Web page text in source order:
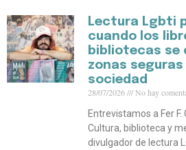
Lectura Lgbti
cuando los
bibliotecas se
zonas
sociedad
28/07/2026
No hay
Entrevistamos a Fer
Cultura, biblioteca y
divulgador de lectura